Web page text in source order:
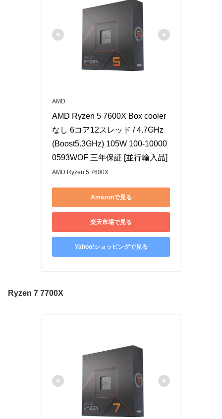
AMD
AMD Ryzen 5 7600X Box cooler
なし 6コア12スレッド / 4.7GHz
(Boost5.3GHz) 105W 100-10000
0593WOF 三年保証 [並行輸入品]
AMD Ryzen 5 7600X
Amazonで見る
楽天市場で見る
Yahoo!ショッピングで見る
Ryzen 7 7700X